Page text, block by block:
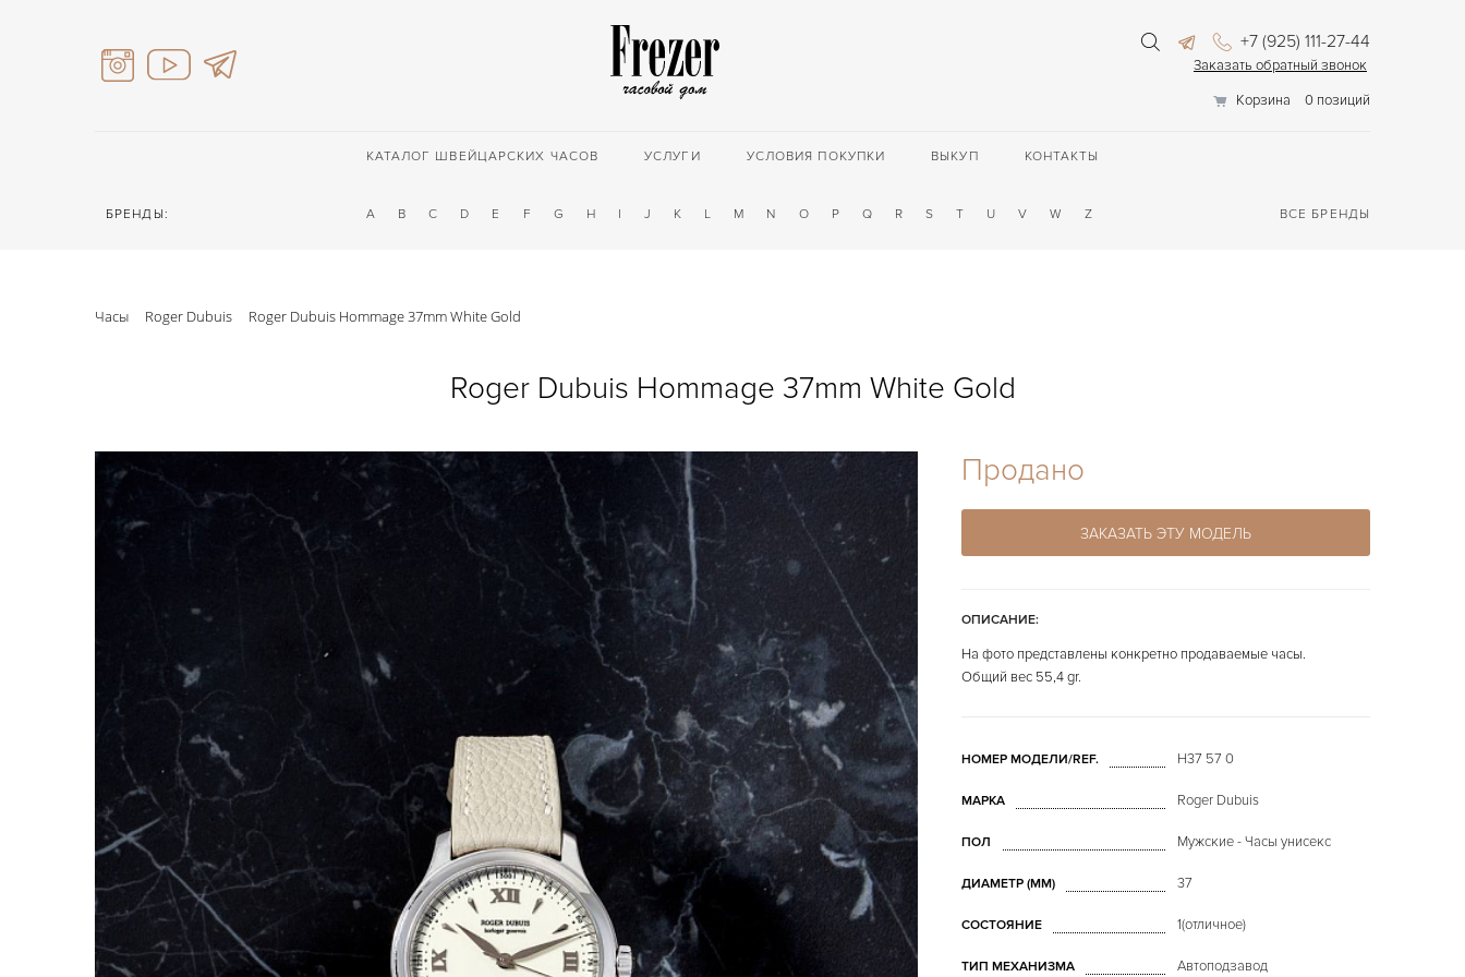
+7 (925) 111-27-44
Заказать обратный звонок
Корзина
0 позиций
КАТАЛОГ ШВЕЙЦАРСКИХ ЧАСОВ УСЛУГИ УСЛОВИЯ ПОКУПКИ ВЫКУП КОНТАКТЫ
БРЕНДЫ: A B C D E F G H I J K L M N O P Q R S T U V W Z ВСЕ БРЕНДЫ
Часы Roger Dubuis Roger Dubuis Hommage 37mm White Gold
Roger Dubuis Hommage 37mm White Gold
Продано
ЗАКАЗАТЬ ЭТУ МОДЕЛЬ
ОПИСАНИЕ:
На фото представлены конкретно продаваемые часы.
Общий вес 55,4 gr.
НОМЕР МОДЕЛИ/REF. H37 57 0
МАРКА Roger Dubuis
ПОЛ Мужские - Часы унисекс
ДИАМЕТР (MM) 37
СОСТОЯНИЕ 1(отличное)
ТИП МЕХАНИЗМА Автоподзавод